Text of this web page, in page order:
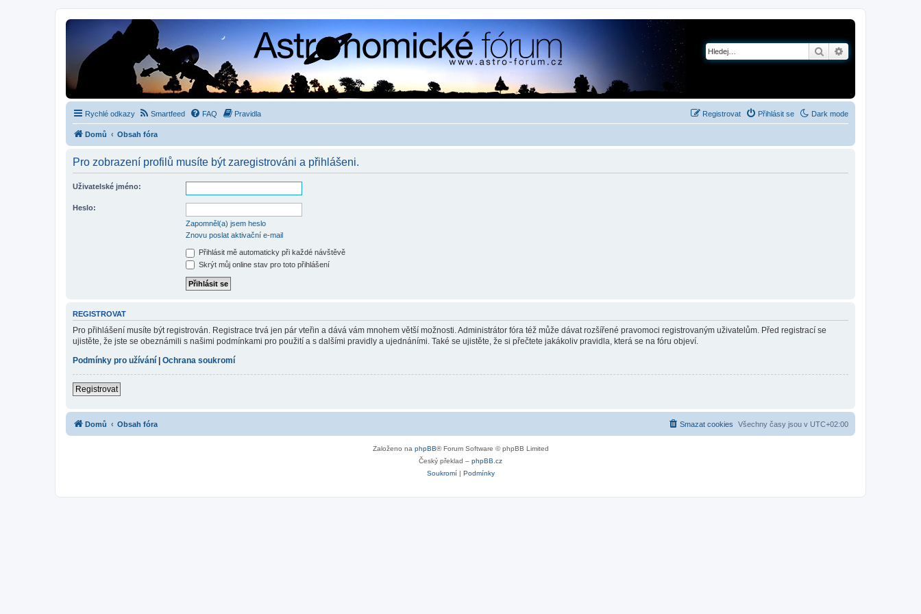
Hledat
Rychlé odkazy Dark mode
Smartfeed FAQ Pravidla Přihlásit se
Registrovat
Domů Obsah fóra
Pro zobrazení profilů musíte být zaregistrováni a přihlášeni.
Uživatelské jméno:
Heslo:
Zapomněl(a) jsem heslo
Znovu poslat aktivační e-mail
Přihlásit mě automaticky při každé návštěvě
Skrýt můj online stav pro toto přihlášení
REGISTROVAT
Pro přihlášení musíte být registrován. Registrace trvá jen pár vteřin a dává vám mnohem větší možnosti. Administrátor fóra též může dávat rozšířené pravomoci registrovaným uživatelům. Před registrací se
ujistěte, že jste se obeznámili s našimi podmínkami pro použití a s dalšími pravidly a ujednáními. Také se ujistěte, že si přečtete jakákoliv pravidla, která se na fóru objeví.
Podmínky pro užívání | Ochrana soukromí
Registrovat
Domů Obsah fóra Všechny časy jsou v UTC+02:00
Smazat cookies
Založeno na phpBB® Forum Software © phpBB Limited
Český překlad – phpBB.cz
Soukromí| Podmínky